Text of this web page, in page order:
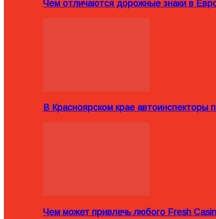
Чем отличаются дорожные знаки в
В Красноярском крае автоинспекторы
Чем может привлечь любого Fresh